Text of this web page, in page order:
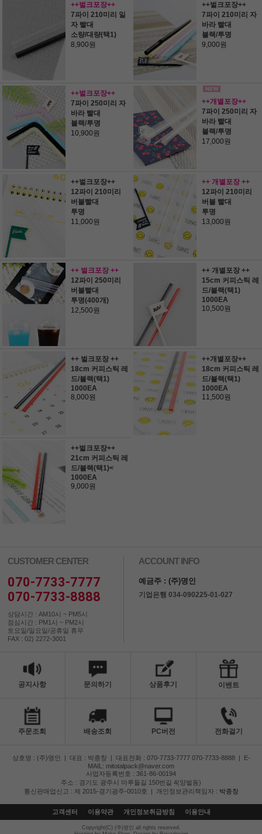
++벌크포장++
7파이 210미리 일
자 빨대
소량/대량(택1)
8,900원
++벌크포장++
7파이 210미리 자
바라 빨대
블랙/투명
9,000원
++벌크포장++
7파이 250미리 자
바라 빨대
블랙/투명
10,900원
++개별포장++
7파이 250미리 자
바라 빨대
블랙/투명
17,000원
++벌크포장++
12파이 210미리
버블빨대
투명
11,000원
++ 개별포장 ++
12파이 210미리
버블 빨대
투명
13,000원
++ 벌크포장 ++
12파이 250미리
버블빨대
투명(400개)
12,500원
++ 개별포장 ++
15cm 커피스틱 레
드/블랙(택1)
1000EA
10,500원
++ 벌크포장 ++
18cm 커피스틱 레
드/블랙(택1)
1000EA
8,000원
++개별포장++
18cm 커피스틱 레
드/블랙(택1)
1000EA
11,500원
++벌크포장++
21cm 커피스틱 레
드/블랙(택1)<
1000EA
9,000원
CUSTOMER CENTER
070-7733-7777
070-7733-8888
상담시간 : AM10시 ~ PM5시
점심시간 : PM1시 ~ PM2시
토요일/일요일/공휴일 휴무
FAX : 02) 2272-3001
ACCOUNT INFO
예금주 : (주)명인
기업은행 034-090225-01-027
공지사항 문의하기 상품후기 이벤트
주문조회 배송조회 PC버전 전화걸기
상호명 : (주)명인 | 대표 : 박종창 | 대표전화 : 070-7733-7777 070-7733-8888 | E-
MAIL: mitotalpack@naver.com
사업자등록번호 : 361-86-00194
주소 : 경기도 광주시 마루들길 150번길 4(양벌동)
통신판매업신고 : 제 2015-경기광주-0010호
| 개인정보관리책임자 : 박종창
고객센터 이용약관 개인정보취급방침 이용안내
Copyright(C) (주)명인 all rights reserved.